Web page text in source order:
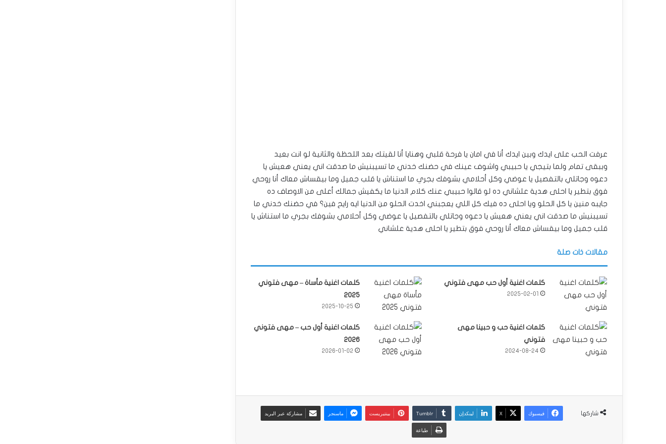
عرفت الحب على ايدك وبين ايدك أنا في امان يا فرحة قلبي وهنايا أنا لقيتك بعد اللحظة والثانية لو انت بعيد
وببقى تمام ولما بتيجي يا حبيبي واشوف عينك في حضنك خدني ما تسيبنيش ما صدقت اني يعني هعيش يا
دعوه وجاتلي بالتفصيل يا عوضي وكل أحلامي بشوفك بجري ما استناش يا قلب جميل وما بيقساش معاك أنا روحي
فوق بتطير يا احلى هدية علشاني ده لو قالوا حبيبي عنك كلام الدنيا ما يكفيش جمالك أعلى من الاوصاف ده
جايبه منين يا كل الحلو ويا احلى ده فيك كل اللي يعجبني اخدت الحلو من الدنيا ايه رايح فين؟ في حضنك خدني ما
تسيبنيش ما صدقت اني يعني هعيش يا دعوه وجاتلي بالتفصيل يا عوضي وكل أحلامي بشوفك بجري ما استناش يا
قلب جميل وما بيقساش معاك أنا روحي فوق بتطير يا احلى هدية علشاني
مقالات ذات صلة
كلمات اغنية أول حب مهى فتوني
2025-02-01
كلمات اغنية مأساة – مهى فتوني
2025
2025-10-25
كلمات اغنية حب و حبينا مهى
فتوني
2024-08-24
كلمات اغنية أول حب – مهى فتوني
2026
2026-01-02
شاركها فيسبوك ‫X لينكدإن ‏Tumblr بينتيريست ماسنجر مشاركة عبر البريد
طباعة